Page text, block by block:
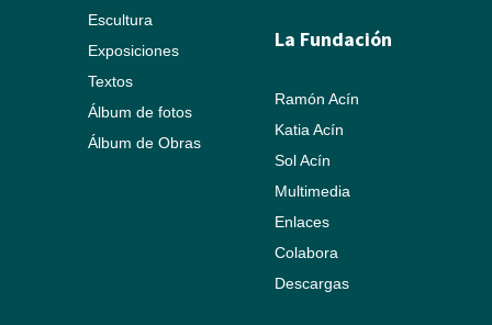
Escultura
Exposiciones
Textos
Álbum de fotos
Álbum de Obras
La Fundación
Ramón Acín
Katia Acín
Sol Acín
Multimedia
Enlaces
Colabora
Descargas